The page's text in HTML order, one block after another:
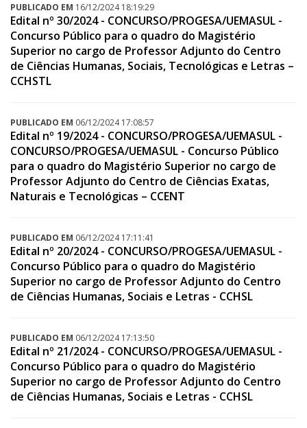
PUBLICADO EM 16/12/2024 18:19:29
Edital nº 30/2024 - CONCURSO/PROGESA/UEMASUL -
Concurso Público para o quadro do Magistério
Superior no cargo de Professor Adjunto do Centro
de Ciências Humanas, Sociais, Tecnológicas e Letras –
CCHSTL
PUBLICADO EM 06/12/2024 17:08:57
Edital nº 19/2024 - CONCURSO/PROGESA/UEMASUL -
CONCURSO/PROGESA/UEMASUL - Concurso Público
para o quadro do Magistério Superior no cargo de
Professor Adjunto do Centro de Ciências Exatas,
Naturais e Tecnológicas – CCENT
PUBLICADO EM 06/12/2024 17:11:41
Edital nº 20/2024 - CONCURSO/PROGESA/UEMASUL -
Concurso Público para o quadro do Magistério
Superior no cargo de Professor Adjunto do Centro
de Ciências Humanas, Sociais e Letras - CCHSL
PUBLICADO EM 06/12/2024 17:13:50
Edital nº 21/2024 - CONCURSO/PROGESA/UEMASUL -
Concurso Público para o quadro do Magistério
Superior no cargo de Professor Adjunto do Centro
de Ciências Humanas, Sociais e Letras - CCHSL